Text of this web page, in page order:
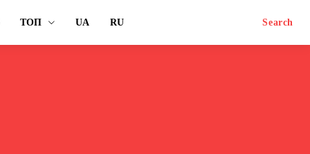
ТОП UA RU Search